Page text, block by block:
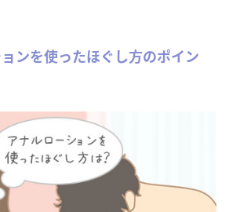
ンを使ったほぐし方のポイン